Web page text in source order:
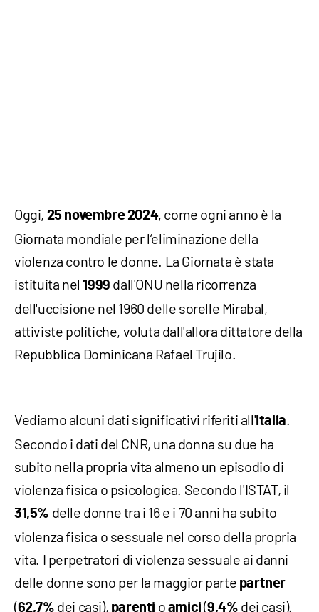
Oggi, 25 novembre 2024, come ogni anno è la
Giornata mondiale per l’eliminazione della
violenza contro le donne. La Giornata è stata
istituita nel1999 dall'ONU nella ricorrenza
dell'uccisione nel 1960 delle sorelle Mirabal,
attiviste politiche, voluta dall'allora dittatore della
Repubblica Dominicana Rafael Trujilo.
Vediamo alcuni dati significativi riferiti all' Italia.
Secondo i dati del CNR, una donna su due ha
subito nella propria vita almeno un episodio di
violenza fisica o psicologica. Secondo l'ISTAT, il
31,5% delle donne tra i 16 e i 70 anni ha subito
violenza fisica o sessuale nel corso della propria
vita. I perpetratori di violenza sessuale ai danni
delle donne sono per la maggior parte partner
(62,7% dei casi), parenti o amici (9,4% dei casi).